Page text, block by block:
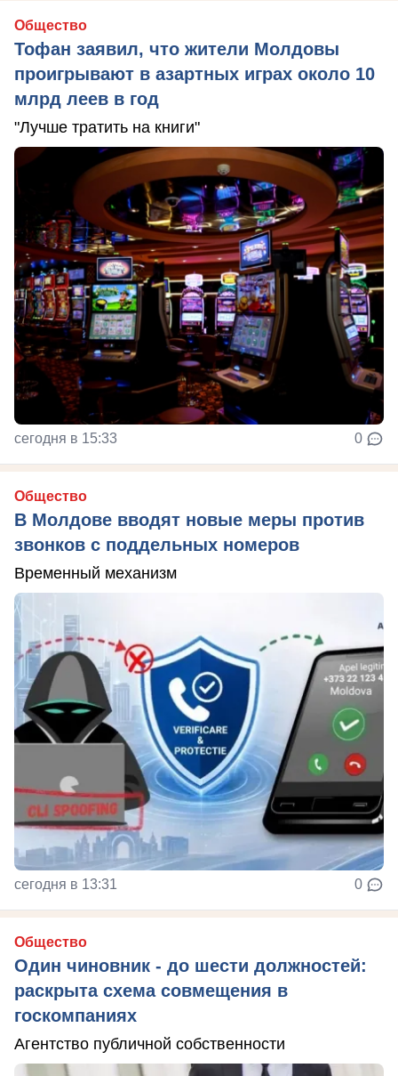
Общество
Тофан заявил, что жители Молдовы
проигрывают в азартных играх около 10
млрд леев в год
"Лучше тратить на книги"
сегодня в 15:33 0
Общество
В Молдове вводят новые меры против
звонков с поддельных номеров
Временный механизм
сегодня в 13:31 0
Общество
Один чиновник - до шести должностей:
раскрыта схема совмещения в
госкомпаниях
Агентство публичной собственности